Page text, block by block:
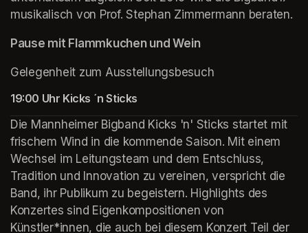
musikalisch von Prof. Stephan Zimmermann beraten.
Pause mit Flammkuchen und Wein
Gelegenheit zum Ausstellungsbesuch
19:00 Uhr Kicks ´n Sticks
Die Mannheimer Bigband Kicks 'n' Sticks startet mit
frischem Wind in die kommende Saison. Mit einem
Wechsel im Leitungsteam und dem Entschluss,
Tradition und Innovation zu vereinen, verspricht die
Band, ihr Publikum zu begeistern. Highlights des
Konzertes sind Eigenkompositionen von
Künstler*innen, die auch bei diesem Konzert Teil der